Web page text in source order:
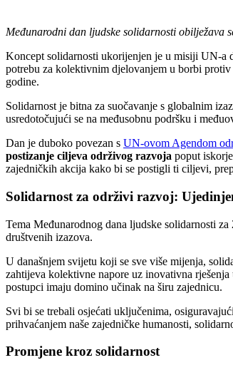
Međunarodni dan ljudske solidarnosti obilježava
Koncept solidarnosti ukorijenjen je u misiji UN-a
potrebu za kolektivnim djelovanjem u borbi
godine.
Solidarnost je bitna za suočavanje s globalnim
usredotočujući se na međusobnu podršku i
Dan je duboko povezan s UN-ovom Agendom
postizanje ciljeva održivog razvoja poput
zajedničkih akcija kako bi se postigli ti ciljevi,
Solidarnost za održivi razvoj:
Tema Međunarodnog dana ljudske solidarnosti za
društvenih izazova.
U današnjem svijetu koji se sve više mijenja,
zahtijeva kolektivne napore uz inovativna
postupci imaju domino učinak na širu zajednicu.
Svi bi se trebali osjećati uključenima,
prihvaćanjem naše zajedničke humanosti,
Promjene kroz solidarnost